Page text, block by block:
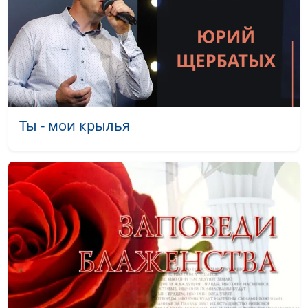
Унисекс.
Самоопределение и
принятие себя
священнослужитель,
священнослужитель;
Мария Мараханова,
психолог; Александр
семейным
взаимоотношениям
Унисекс.
Самоопределение:
кто я и куда иду?
Андрей Юнак,
священнослужитель,
Василий Половинко,
священнослужитель;
Мария Мараханова,
психолог; Александр
Ты - мои крылья